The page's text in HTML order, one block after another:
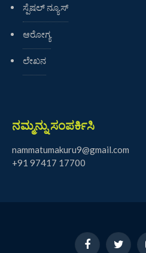
ಸ್ಪೆಷಲ್ ನ್ಯೂಸ್
ಆರೋಗ್ಯ
ಲೇಖನ
ನಮ್ಮನ್ನು ಸಂಪರ್ಕಿಸಿ
nammatumakuru9@gmail.com
+91 97417 17700
FacebookTwitter